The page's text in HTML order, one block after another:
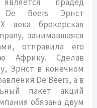
De Beers Эрнст
века брокерская
занимавшаяся
отправила его
Африку. Сделав
Эрнст в конечном
De Beers, а в
пакет акций
обязана двум